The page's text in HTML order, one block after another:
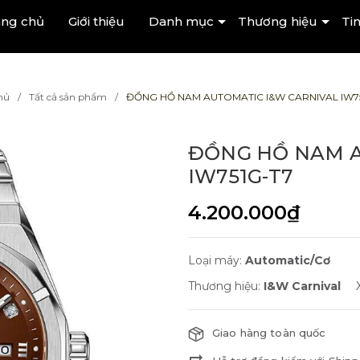
chủ Giới thiệu Danh mục Thương hiệu
Tất cả sản phẩm ĐỒNG HỒ NAM AUTOMATIC I&W CARNIVAL
ĐỒNG HỒ NAM
IW751G-T7
4.200.000₫
Loại máy: Automatic/Cơ
Thương hiệu: I&W Carnival
Giao hàng toàn quốc